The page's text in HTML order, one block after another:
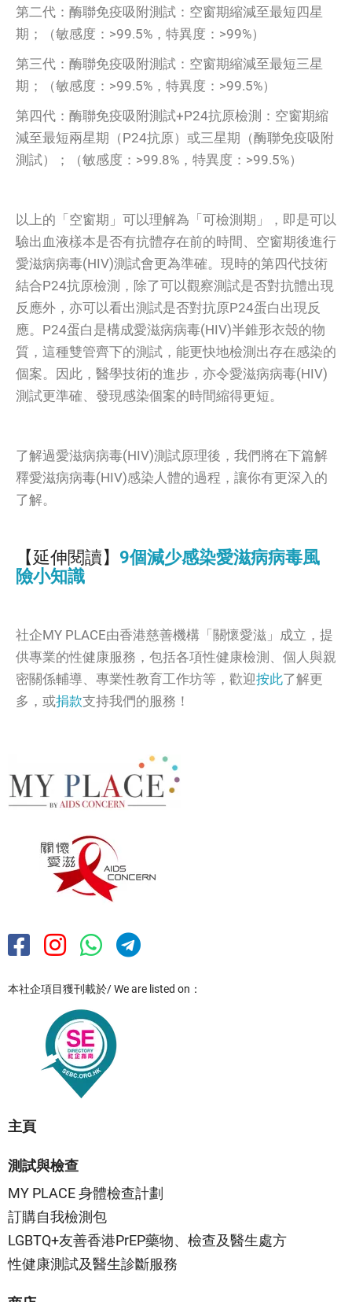
第二代：酶聯免疫吸附測試：空窗期縮減至最短四星
期；（敏感度：>99.5%，特異度：>99%）
第三代：酶聯免疫吸附測試：空窗期縮減至最短三星
期；（敏感度：>99.5%，特異度：>99.5%）
第四代：酶聯免疫吸附測試+P24抗原檢測：空窗期縮
減至最短兩星期（P24抗原）或三星期（酶聯免疫吸附
測試）；（敏感度：>99.8%，特異度：>99.5%）
以上的「空窗期」可以理解為「可檢測期」，即是可以
驗出血液樣本是否有抗體存在前的時間、空窗期後進行
愛滋病病毒(HIV)測試會更為準確。現時的第四代技術
結合P24抗原檢測 ，除了可以觀察測試是否對抗體出現
反應外，亦可以看出測試是否對抗原P24蛋白出現反
應。P24蛋白是構成愛滋病病毒(HIV)半錐形衣殼的物
質，這種雙管齊下的測試，能更快地檢測出存在感染的
個案。因此，醫學技術的進步，亦令愛滋病病毒(HIV)
測試更準確、發現感染個案的時間縮得更短。
了解過愛滋病病毒(HIV)測試原理後，我們將在下篇解
釋愛滋病病毒(HIV)感染人體的過程，讓你有更深入的
了解。
【延伸閱讀】 9個減少感染愛滋病病毒風
險小知識
社企MY PLACE由香港慈善機構「關懷愛滋」成立，提
供專業的性健康服務，包括各項性健康檢測、個人與親
密關係輔導、專業性教育工作坊等，歡迎按此了解更
多，或捐款支持我們的服務！
本社企項目獲刊載於/ We are listed on：
主頁
測試與檢查
MY PLACE 身體檢查計劃
訂購自我檢測包
LGBTQ+友善香港PrEP藥物、檢查及醫生處方
性健康測試及醫生診斷服務